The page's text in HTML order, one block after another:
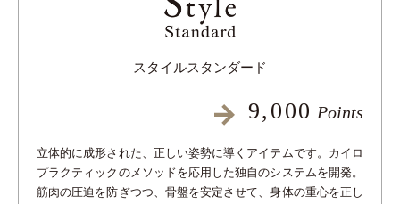
スタイルスタンダード
9,000 Points
立体的に成形された、正しい姿勢に導くアイテムです。カイロ
プラクティックのメソッドを応用した独自のシステムを開発。
筋肉の圧迫を防ぎつつ、骨盤を安定させて、身体の重心を正し